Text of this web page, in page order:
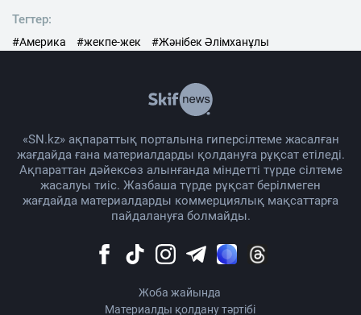
Тегтер:
#Америка #жекпе-жек #Жәнібек Әлімханұлы
«SN.kz» ақпараттық порталына гиперсілтеме жасалған
жағдайда ғана материалдарды қолдануға рұқсат етіледі.
Ақпараттан дәйексөз алынғанда міндетті түрде сілтеме
жасалуы тиіс. Жазбаша түрде рұқсат берілмеген
жағдайда материалдарды коммерциялық мақсаттарға
пайдалануға болмайды.
Жоба жайында
Материалды қолдану тәртібі